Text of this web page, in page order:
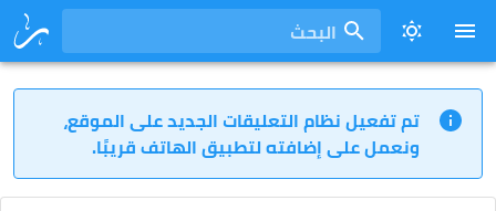
البحث
تم تفعيل نظام التعليقات الجديد على الموقع،
ونعمل على إضافته لتطبيق الهاتف قريبًا.